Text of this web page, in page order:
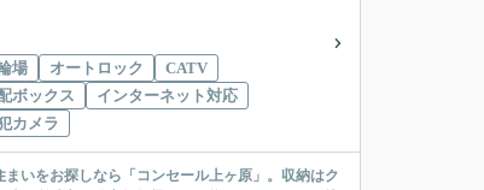
場 オートロック
CATV
ボックス
インターネット対応
カメラ
いをお探しなら「コンセール上ヶ原」。収納はク